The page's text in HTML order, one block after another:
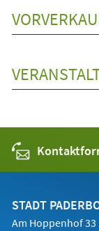
STADT
Am Hoppenhof 33